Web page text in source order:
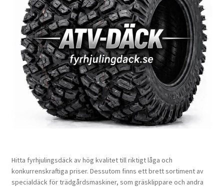
Hitta fyrhjulingsdäck av hög kvalitet till riktigt låga och
konkurrenskraftiga priser. Dessutom finns ett brett sortiment av
specialdäck för trädgårdsmaskiner, som gräsklippare och andra